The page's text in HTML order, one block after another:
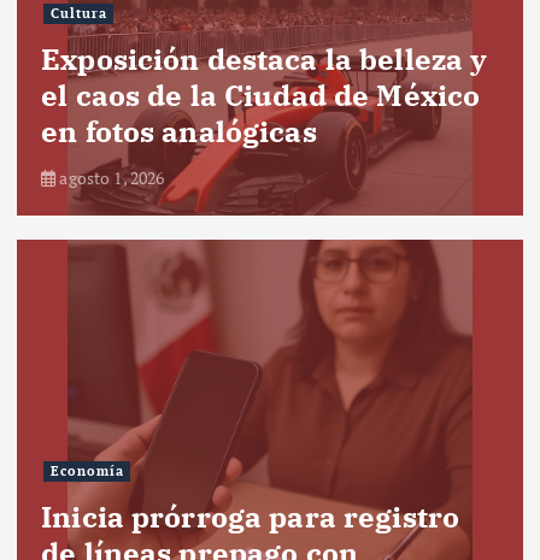
Cultura
Exposición destaca la belleza y
el caos de la Ciudad de México
en fotos analógicas
agosto 1, 2026
Economía
Inicia prórroga para registro
de líneas prepago con